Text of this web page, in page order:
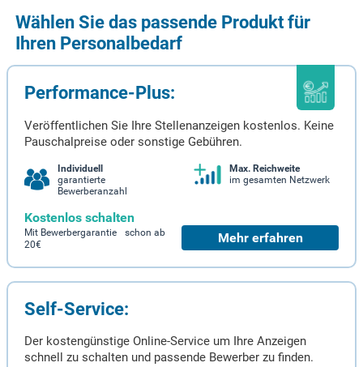
Wählen Sie das passende Produkt für
Ihren Personalbedarf
Performance-Plus:
Veröffentlichen Sie Ihre Stellenanzeigen kostenlos. Keine
Pauschalpreise oder sonstige Gebühren.
Individuell
garantierte
Bewerberanzahl
Max. Reichweite
im gesamten Netzwerk
Kostenlos schalten
Mit Bewerbergarantie schon ab
20€
Mehr erfahren
Self-Service:
Der kostengünstige Online-Service um Ihre Anzeigen
schnell zu schalten und passende Bewerber zu finden.